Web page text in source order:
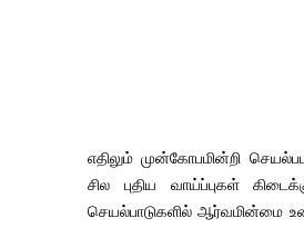
எதிலும் முன்கோபமின்றி
சில புதிய வாய்ப்புகள்
செயல்பாடுகளில் ஆர்வமின்மை